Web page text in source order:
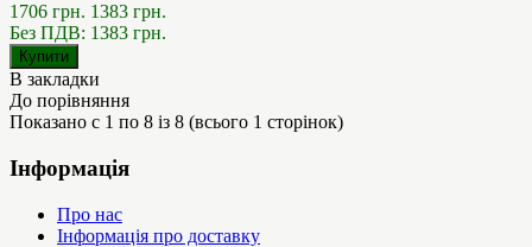
1706 грн. 1383 грн.
Без ПДВ: 1383 грн.
В закладки
До порівняння
Показано с 1 по 8 із 8 (всього 1 сторінок)
Інформація
Про нас
Інформація про доставку